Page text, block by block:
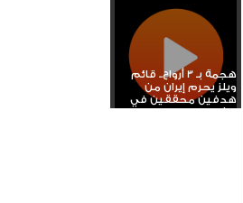
هجمة بـ 3 أرواح.. قائم
ويلز يحرم إيران من
هدفين محققين في